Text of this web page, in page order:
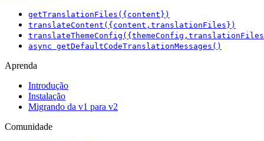
getTranslationFiles({content})
translateContent({content,translationFiles})
async getDefaultCodeTranslationMessages()
Aprenda
Introdução
Instalação
Migrando da v1 para v2
Comunidade